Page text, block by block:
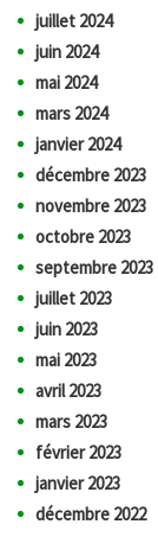
juillet 2024
juin 2024
mai 2024
mars 2024
janvier 2024
décembre 2023
novembre 2023
octobre 2023
septembre 2023
juillet 2023
juin 2023
mai 2023
avril 2023
mars 2023
février 2023
janvier 2023
décembre 2022